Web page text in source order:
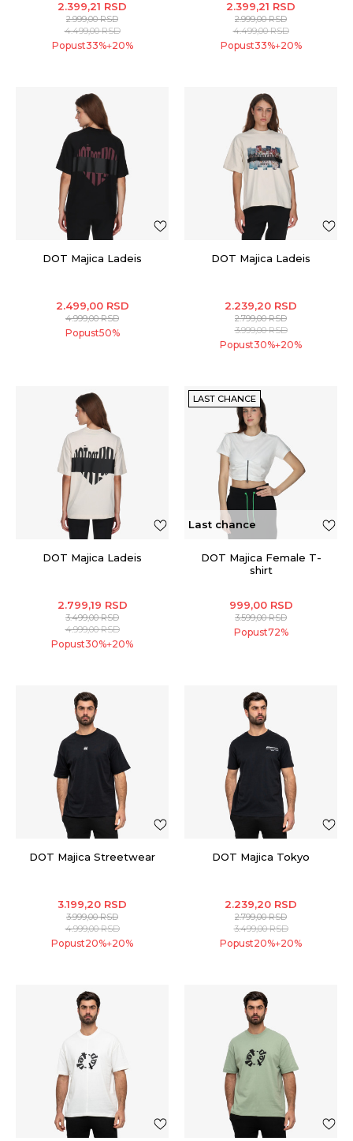
2.399,21 RSD
2.999,00RSD
4.499,00RSD
Popust33%+20%
2.399,21 RSD
2.999,00RSD
4.499,00RSD
Popust33%+20%
DOT Majica Ladeis
2.499,00 RSD
4.999,00RSD
Popust50%
DOT Majica Ladeis
2.239,20 RSD
2.799,00RSD
3.999,00RSD
Popust30%+20%
DOT Majica Ladeis
2.799,19 RSD
3.499,00RSD
4.999,00RSD
Popust30%+20%
LAST CHANCE
Last chance
DOT Majica Female T-
shirt
999,00 RSD
3.599,00RSD
Popust72%
DOT Majica Streetwear
3.199,20 RSD
3.999,00RSD
4.999,00RSD
Popust20%+20%
DOT Majica Tokyo
2.239,20 RSD
2.799,00RSD
3.499,00RSD
Popust20%+20%